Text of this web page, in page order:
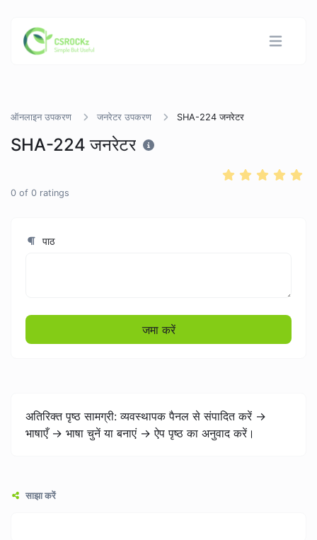
ऑनलाइन उपकरण जनरेटर उपकरण SHA-224 जनरेटर
SHA-224 जनरेटर
0 of 0 ratings
पाठ
जमा करें
अतिरिक्त पृष्ठ सामग्री: व्यवस्थापक पैनल से संपादित करें ->
भाषाएँ -> भाषा चुनें या बनाएं -> ऐप पृष्ठ का अनुवाद करें।
साझा करें